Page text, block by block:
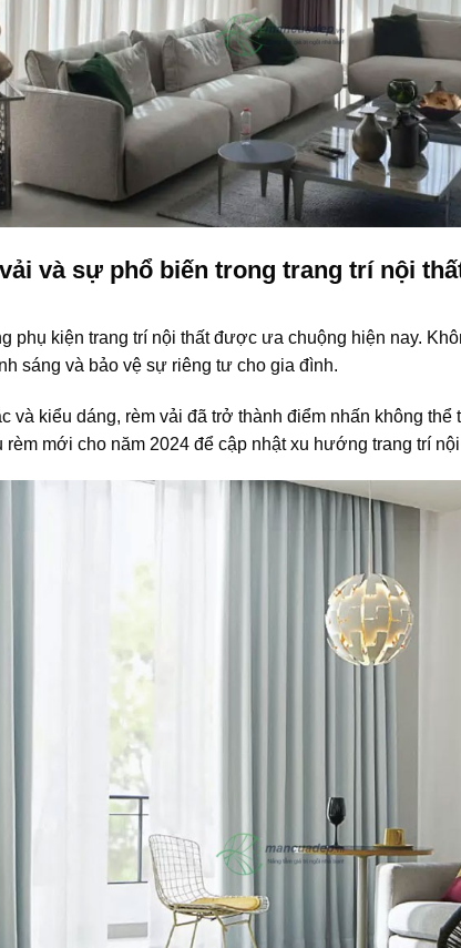
và sự phổ biến trong trang trí nội
phụ kiện trang trí nội thất được ưa chuộng hiện nay.
sáng và bảo vệ sự riêng tư cho gia đình.
và kiểu dáng, rèm vải đã trở thành điểm nhấn không thể
mới cho năm 2024 để cập nhật xu hướng trang trí